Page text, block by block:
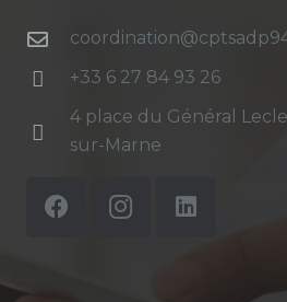
+33 6 27 84 93 26
4 place du Général
sur-Marne